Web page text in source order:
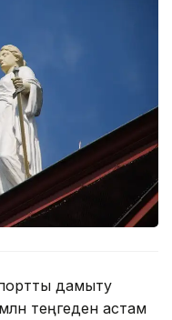
дамыту
теңгеден астам